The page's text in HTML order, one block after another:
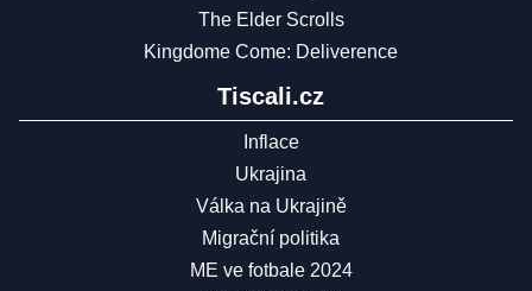
The Elder Scrolls
Kingdome Come: Deliverence
Tiscali.cz
Inflace
Ukrajina
Válka na Ukrajině
Migrační politika
ME ve fotbale 2024